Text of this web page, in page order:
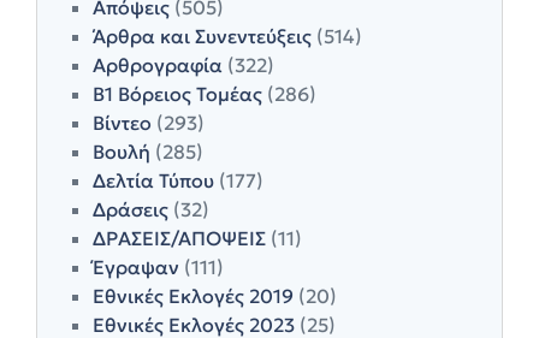
Απόψεις (505)
Άρθρα και Συνεντεύξεις (514)
Αρθρογραφία (322)
Β1 Βόρειος Τομέας (286)
Βίντεο (293)
Βουλή (285)
Δελτία Τύπου (177)
Δράσεις (32)
ΔΡΑΣΕΙΣ/ΑΠΟΨΕΙΣ (11)
Έγραψαν (111)
Εθνικές Εκλογές 2019 (20)
Εθνικές Εκλογές 2023 (25)